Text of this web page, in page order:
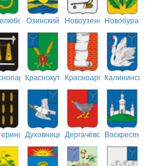
Озинский НовоузенскийНовобурасский
КраснокутскийКрасноармейский
Калининский
ДуховницкийДергачёвскийВоскресенский